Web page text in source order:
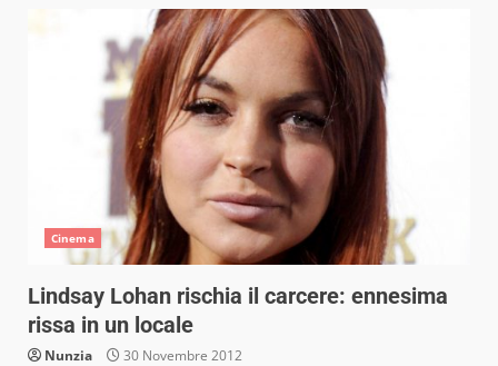
Cinema
Lindsay Lohan rischia il carcere: ennesima
rissa in un locale
Nunzia 30 Novembre 2012